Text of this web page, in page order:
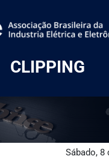
CLIPPING
Sábado, 8